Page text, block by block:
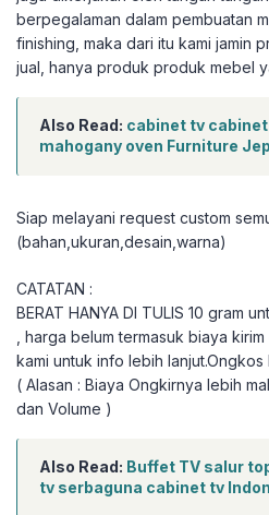
berpegalaman dalam pembuatan
finishing, maka dari itu kami jamin
jual, hanya produk produk mebel
Also Read: cabinet tv
mahogany oven Furniture
Siap melayani request custom
(bahan,ukuran,desain,warna)
CATATAN :
BERAT HANYA DI TULIS 10 gram
, harga belum termasuk biaya
kami untuk info lebih lanjut.Ongkos
( Alasan : Biaya Ongkirnya lebih
dan Volume )
Also Read: Buffet TV salur
tv serbaguna cabinet tv